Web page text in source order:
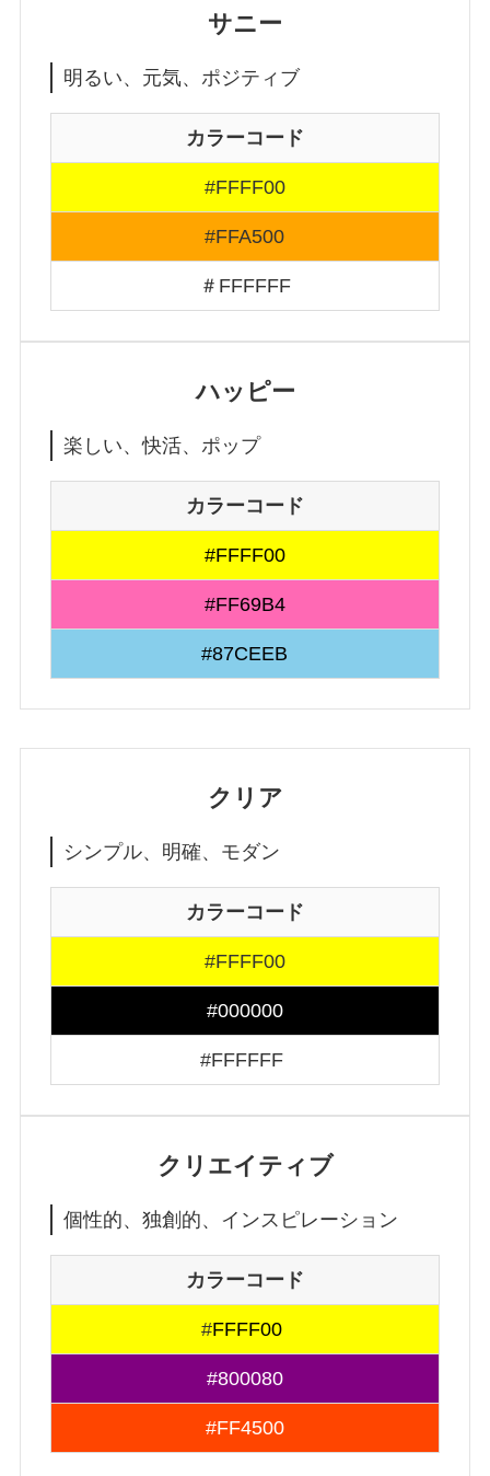
サニー
明るい、元気、ポジティブ
カラーコード
#FFFF00
#FFA500
＃FFFFFF
ハッピー
楽しい、快活、ポップ
カラーコード
#FFFF00
#FF69B4
#87CEEB
クリア
シンプル、明確、モダン
カラーコード
#FFFF00
#000000
#FFFFFF
クリエイティブ
個性的、独創的、インスピレーション
カラーコード
#FFFF00
#800080
#FF4500